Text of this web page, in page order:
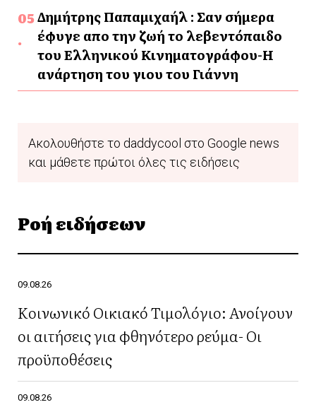
Δημήτρης Παπαμιχαήλ : Σαν σήμερα
έφυγε απο την ζωή το λεβεντόπαιδο
του Ελληνικού Κινηματογράφου-Η
ανάρτηση του γιου του Γιάννη
Ακολουθήστε το daddycool στο Google news
και μάθετε πρώτοι όλες τις ειδήσεις
Ροή ειδήσεων
09.08.26
Κοινωνικό Οικιακό Τιμολόγιο: Ανοίγουν
οι αιτήσεις για φθηνότερο ρεύμα- Οι
προϋποθέσεις
09.08.26